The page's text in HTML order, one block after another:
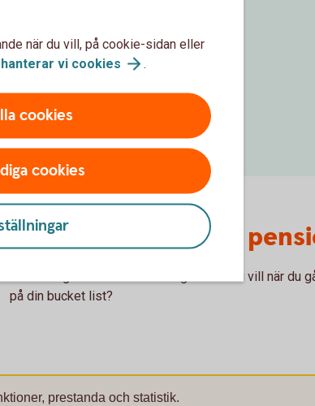
dig och vill
tvärtom, känner
eget efter
Hur vill du leva som
Planera i god tid så att du kan göra det du vill när du
på din bucket list?
prestanda och statistik.
när du vill, på cookie-sidan eller
hanterar vi cookies .
cookies
cookies